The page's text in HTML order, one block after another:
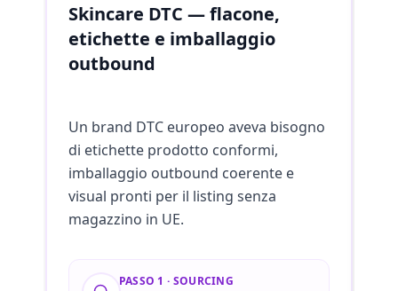
Skincare DTC — flacone,
etichette e imballaggio
outbound
Un brand DTC europeo aveva bisogno
di etichette prodotto conformi,
imballaggio outbound coerente e
visual pronti per il listing senza
magazzino in UE.
PASSO 1 · SOURCING